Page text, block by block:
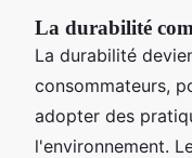
La durabilité
La durabilité
consommateurs,
adopter des
l'environnement.